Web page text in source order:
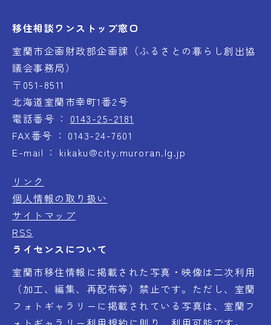
移住相談ワンストップ窓口
室蘭市企画財政部企画課（ふるさとの暮らし創出協
議会事務局）
〒051-8511
北海道室蘭市幸町1番2号
電話番号
0143-25-2181
FAX番号
0143-24-7601
E-mail
kikaku@city.muroran.lg.jp
リンク
個人情報の取り扱い
サイトマップ
RSS
ライセンスについて
室蘭市移住情報に掲載された写真・映像は二次利用
（加工、編集、再配布等）禁止です。ただし、室蘭
フォトギャラリーに掲載されている写真は、室蘭フ